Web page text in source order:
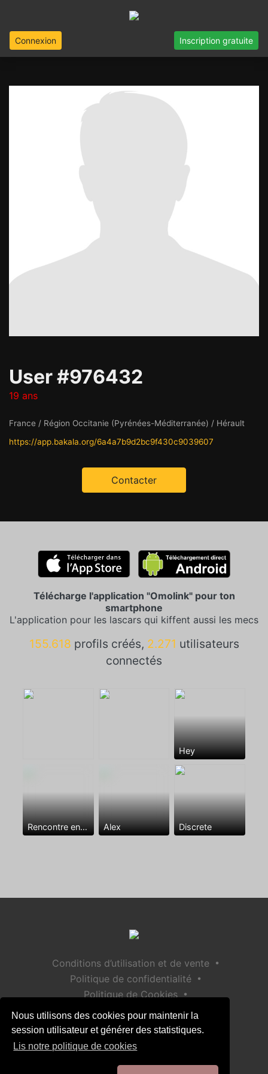
Nous utilisons des cookies pour maintenir la
session utilisateur et générer des statistiques.
Lis notre politique de cookies
Connexion Inscription gratuite
User #976432
19 ans
France / Région Occitanie (Pyrénées-Méditerranée) / Hérault
https://app.bakala.org/6a4a7b9d2bc9f430c9039607
Contacter
Télécharge l'application "Omolink" pour ton
smartphone
L'application pour les lascars qui kiffent aussi les mecs
155.618 profils créés, 2.271 utilisateurs
connectés
Hey
Rencontre entre mecs Alex Discrete
Conditions d’utilisation et de vente •
Politique de confidentialité •
Politique de Cookies •
Politique de sécurité des enfants
Aide / Contact